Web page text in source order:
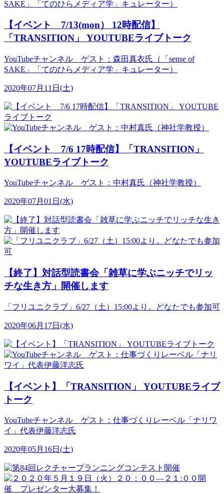
【イベント 7/13(mon） 12時配信】
「TRANSITION」 YOUTUBEライブトーク
YouTubeチャンネル ゲスト：森田真衣氏（「sense of
SAKE」「てのひらメディア学」キュレーター）
2020年07月11日(土)
【イベント 7/6 17時配信】「TRANSITION」
YOUTUBEライブトーク
YouTubeチャンネル ゲスト：中村真氏（神社学教授）
2020年07月01日(水)
【終了】対話型読書会「雑草に学ぶニッチでリッ
チな生き方」開催します
「フリユニクラブ」6/27（土）15:00より。どなたでも参加可
2020年06月17日(水)
【イベント】「TRANSITION」 YOUTUBEライブ
トーク
YouTubeチャンネル ゲスト：仕事づくりレーベル「ナリワ
イ」代表伊藤洋志氏
2020年05月16日(土)